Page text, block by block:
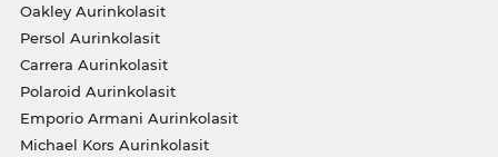
Oakley Aurinkolasit
Persol Aurinkolasit
Carrera Aurinkolasit
Polaroid Aurinkolasit
Emporio Armani Aurinkolasit
Michael Kors Aurinkolasit